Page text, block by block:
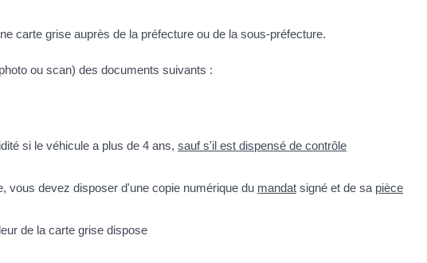
carte grise auprès de la préfecture ou de la sous-préfecture.
ou scan) des documents suivants :
si le véhicule a plus de 4 ans, sauf s'il est dispensé de contrôle
vous devez disposer d'une copie numérique du mandat signé et de sa pièce
de la carte grise dispose